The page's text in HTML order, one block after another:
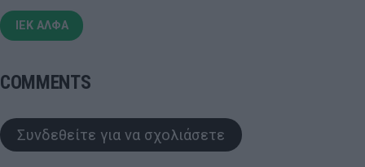
ΙΕΚ ΑΛΦΑ
COMMENTS
Συνδεθείτε για να σχολιάσετε